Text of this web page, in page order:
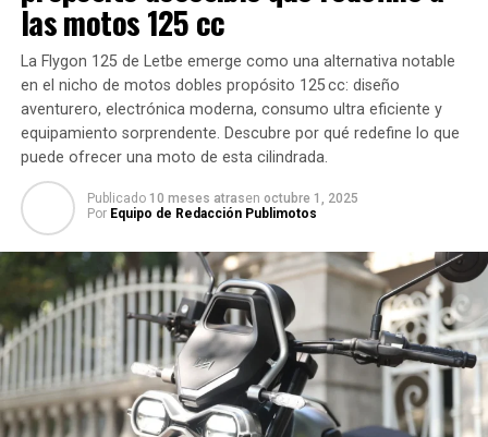
las motos 125 cc
La Flygon 125 de Letbe emerge como una alternativa notable
en el nicho de motos dobles propósito 125 cc: diseño
aventurero, electrónica moderna, consumo ultra eficiente y
equipamiento sorprendente. Descubre por qué redefine lo que
puede ofrecer una moto de esta cilindrada.
Publicado 10 meses atrasen octubre 1, 2025
Por Equipo de Redacción Publimotos